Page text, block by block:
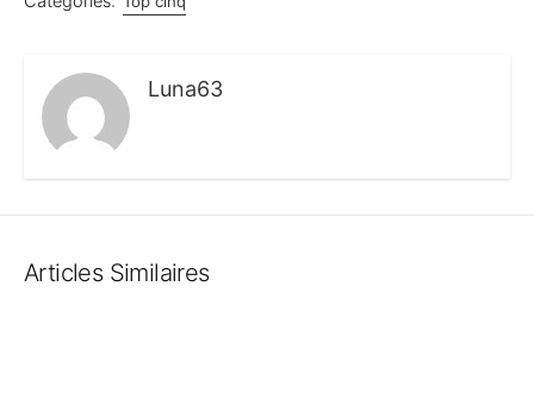
Luna63
Articles Similaires